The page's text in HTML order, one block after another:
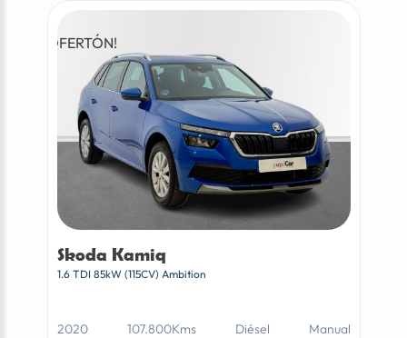
¡OFERTÓN!
Skoda Kamiq
1.6 TDI 85kW (115CV) Ambition
2020 107.800Kms Diésel Manual